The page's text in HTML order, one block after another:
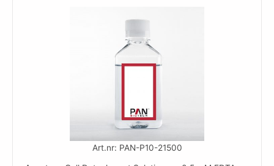
Art.nr: PAN-P10-21500